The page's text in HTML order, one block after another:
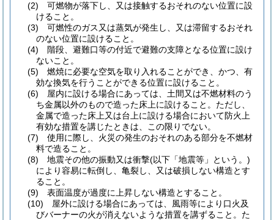
(2)
可燃物が落下し、又は接触するおそれのない位置に設
けること。
(3)
可燃性のガス又は蒸気が発生し、又は滞留するおそれ
のない位置に設けること。
(4)
階段、避難口等の付近で避難の支障となる位置に設け
ないこと。
(5)
燃焼に必要な空気を取り入れることができ、かつ、有
効な換気を行うことができる位置に設けること。
(6)
屋内に設ける場合にあっては、土間又は不燃材料のう
ち金属以外のもので造った床上に設けること。 ただし、
金属で造った床上又は台上に設ける場合において防火上
有効な措置を講じたときは、この限りでない。
(7)
使用に際し、火災の発生のおそれのある部分を不燃材
料で造ること。
(8)
地震その他の振動又は衝撃(以下「地震等」という。)
により容易に転倒し、亀裂し、又は破損しない構造とす
ること。
(9)
表面温度が過度に上昇しない構造とすること。
(10)
屋外に設ける場合にあっては、風雨等により口火及
びバーナーの火が消えないような措置を講ずること。 た